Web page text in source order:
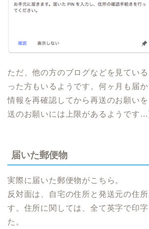
ただ、他の方のブログなどを見てい
った方もいるようです。何ヶ月も届
情報を再確認してから再送のお願い
送のお願いには上限があるようです
届いた郵便物
実際に届いた郵便物がこちら。
反対面は、自宅の住所と発送元の住
す。住所に関しては、全て英字で印
た。